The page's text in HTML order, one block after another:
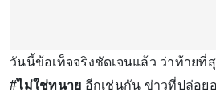
วันนี้ข้อเท็จจริงชัดเจนแล้ว ว่าท้ายที่
#ไม่ใช่ทนาย อีกเช่นกัน ข่าวที่ปล่อย